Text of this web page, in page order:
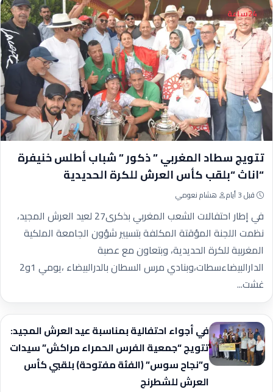
24ساعة
تتويج سطاد المغربي ” ذكور ” شباب أطلس خنيفرة
“اناث “بلقب كأس العرش للكرة الحديدية
قبل 3 أيام هشام نعومي
في إطار احتفالات الشعب المغربي بذكرى27 لعيد العرش المجيد،
نظمت اللجنة المؤقتة المكلفة بتسيير شؤون الجامعة الملكية
المغربية للكرة الحديدية، وبتعاون مع عصبة
الدارالبيضاءسطات،وبنادي مرس السطان بالدرالبيضاء ،يومي 1و2
غشت...
في أجواء احتفالية بمناسبة عيد العرش المجيد:​
تتويج “جمعية الفرس الحمراء مراكش” سيدات
و”نجاح سوس” (الفئة مفتوحة) بلقبي كأس
العرش للشطرنج